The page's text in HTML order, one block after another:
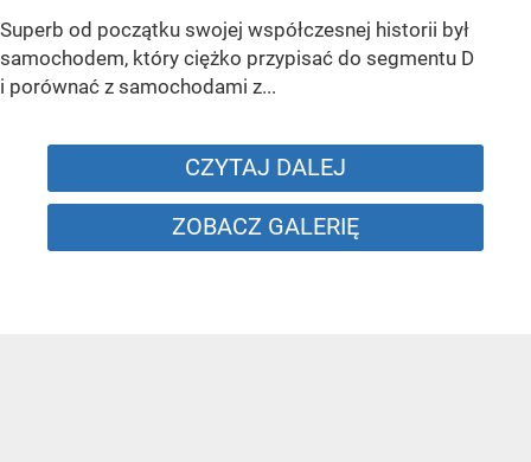
Superb od początku swojej współczesnej historii był
samochodem, który ciężko przypisać do segmentu D
i porównać z samochodami z...
CZYTAJ DALEJ
ZOBACZ GALERIĘ